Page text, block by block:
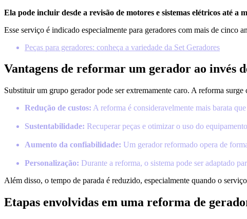
Ela pode incluir desde a revisão de motores e sistemas elétricos até a
Esse serviço é indicado especialmente para geradores com mais de cinco
Peças para geradores: conheça a variedade da Set Geradores
Vantagens de reformar um gerador ao invés
Substituir um grupo gerador pode ser extremamente caro. A reforma
Redução de custos: A reforma é consideravelmente mais barata
Sustentabilidade: Recuperar peças e otimizar o uso do
Aumento da confiabilidade: Um gerador reformado opera de
Personalização: Durante a reforma, o sistema pode ser adaptado
Além disso, o tempo de parada é reduzido, especialmente quando o
Etapas envolvidas em uma reforma de